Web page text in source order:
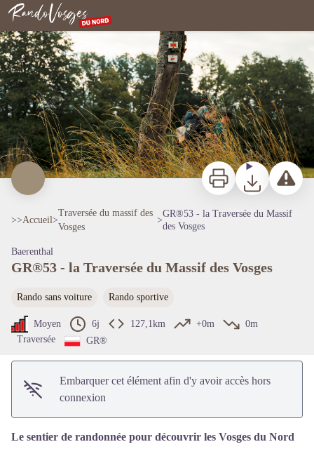
Rando Vosges du Nord
GR®53 - la Traversée du Massif des Vosges
GR53 - PNRVN, Studio Centurion
Voir l'image en plein écran
ImprimerTéléchargerSignaler
>>Accueil>
Traversée du massif des
Vosges
>
GR®53 - la Traversée du Massif
des Vosges
Baerenthal
GR®53 - la Traversée du Massif des Vosges
Rando sans voiture Rando sportive
Moyen 6j 127,1km +0m
0m
Traversée
GR®
Embarquer cet élément afin d'y avoir accès hors
connexion
Le sentier de randonnée pour découvrir les Vosges du Nord